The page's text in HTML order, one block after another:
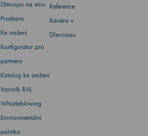
Dřevojas na míru
Prodejna
Ke stažení
Konfigurátor pro
partnery
Katalog ke stažení
Vzorník RAL
Whistleblowing
Environmentální
politika
Reference
Kariéra v
Dřevojasu